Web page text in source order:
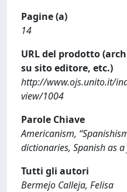
Pagine (a)
14
URL del prodotto
su sito editore, etc.)
http://www.ojs.unito.it/
view/1004
Parole Chiave
Americanism,
dictionaries, Spanish as
Tutti gli autori
Bermejo Calleja, Felisa